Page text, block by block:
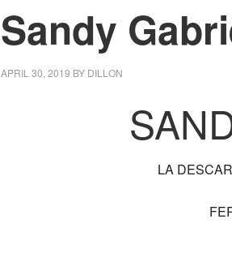
Sandy
APRIL 30, 2019 BY DILLON
LA